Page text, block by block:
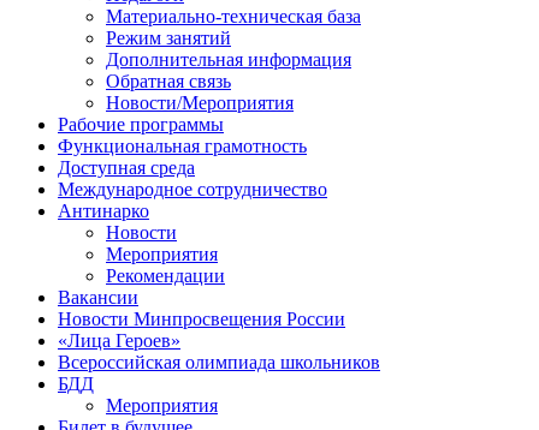
Материально-техническая база
Режим занятий
Дополнительная информация
Обратная связь
Новости/Мероприятия
Рабочие программы
Функциональная грамотность
Доступная среда
Международное сотрудничество
Антинарко
Новости
Мероприятия
Рекомендации
Вакансии
Новости Минпросвещения России
«Лица Героев»
Всероссийская олимпиада школьников
БДД
Мероприятия